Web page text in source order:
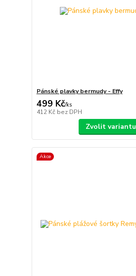
Pánské plavky bermudy - Effy
499 Kč/ks
412 Kč bez DPH
Zvolit variantu
Akce